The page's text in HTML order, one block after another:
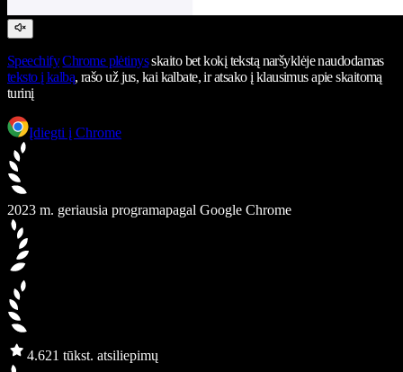
Speechify Chrome plėtinysskaito bet kokį tekstą naršyklėje naudodamas
teksto į kalbą, rašo už jus, kai kalbate, ir atsako į klausimus apie skaitomą
turinį
Įdiegti į Chrome
2023 m. geriausia programapagal Google Chrome
4.621 tūkst. atsiliepimų